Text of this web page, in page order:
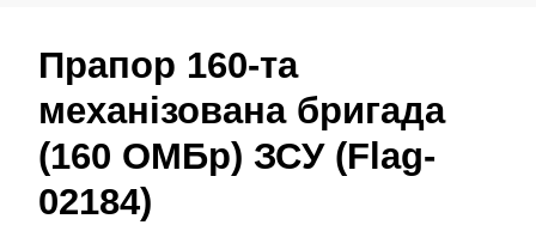
Прапор 160-та
механізована бригада
(160 ОМБр) ЗСУ (Flag-
02184)